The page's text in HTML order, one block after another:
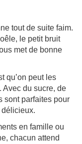
tout de suite faim.
le petit bruit
met de bonne
qu’on peut les
Avec du sucre, de
sont parfaites pour
délicieux.
en famille ou
chacun attend